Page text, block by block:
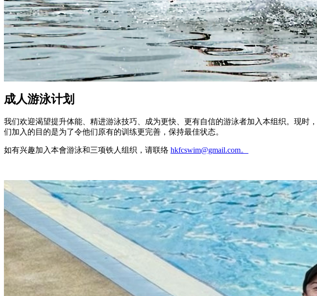
成人游泳计划
我们欢迎渴望提升体能、精进游泳技巧、成为更快 更有自信的游泳者加入本组织。 现时，
们加入的目的是为了令他们原有的训练更完善，保持最佳状态。
如有兴趣加入本會游泳和三项铁人组织 ， 请联络 hkfcswim@gmail.com。